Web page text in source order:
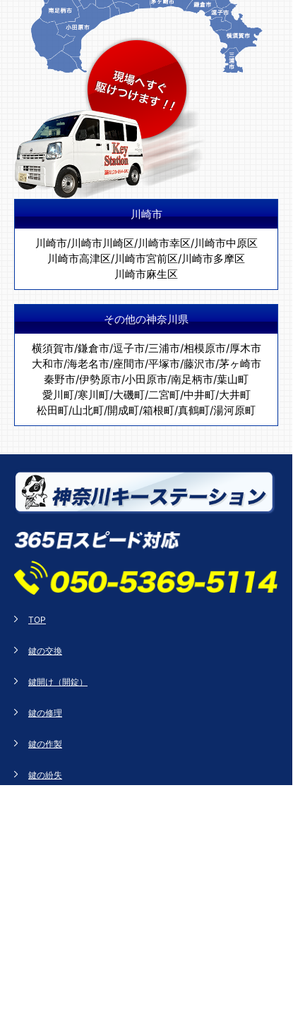
川崎市
川崎市/川崎市川崎区/川崎市幸区/川崎市中原区
川崎市高津区/川崎市宮前区/川崎市多摩区
川崎市麻生区
その他の神奈川県
横須賀市/鎌倉市/逗子市/三浦市/相模原市/厚木市
大和市/海老名市/座間市/平塚市/藤沢市/茅ヶ崎市
秦野市/伊勢原市/小田原市/南足柄市/葉山町
愛川町/寒川町/大磯町/二宮町/中井町/大井町
松田町/山北町/開成町/箱根町/真鶴町/湯河原町
TOP
鍵の交換
鍵開け（開錠）
鍵の修理
鍵の作製
鍵の紛失